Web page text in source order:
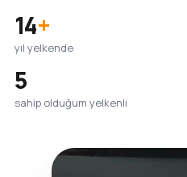
14+
yıl yelkende
5
sahip olduğum yelkenli